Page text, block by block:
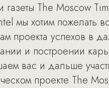
газеты The Moscow
мы хотим пожелать
проекта успехов в
и построении
вас и дальше
проекте The